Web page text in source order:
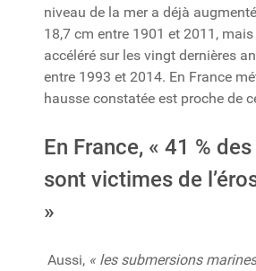
niveau de la mer a déjà
18,7 cm entre 1901 et 2011, mais
accéléré sur les vingt dernières
entre 1993 et 2014. En France
hausse constatée est proche de
En France, « 41 %
sont victimes de
»
Aussi, « les submersions